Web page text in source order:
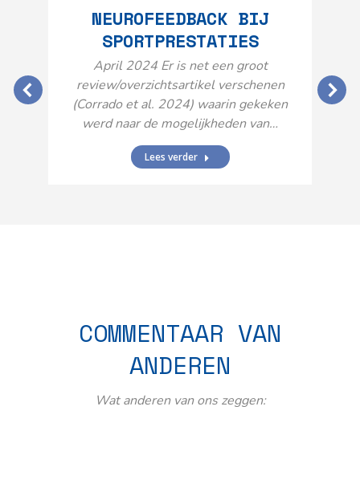
NEUROFEEDBACK BIJ
SPORTPRESTATIES
April 2024 Er is net een groot
review/overzichtsartikel verschenen
(Corrado et al. 2024) waarin gekeken
werd naar de mogelijkheden van…
Lees verder
COMMENTAAR VAN
ANDEREN
Wat anderen van ons zeggen: